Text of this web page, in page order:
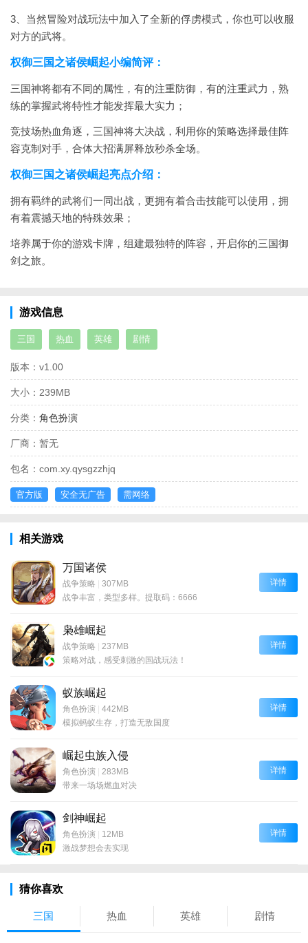
3、当然冒险对战玩法中加入了全新的俘虏模式，你也可以收服
对方的武将。
权御三国之诸侯崛起小编简评：
三国神将都有不同的属性，有的注重防御，有的注重武力，熟
练的掌握武将特性才能发挥最大实力；
竞技场热血角逐，三国神将大决战，利用你的策略选择最佳阵
容克制对手，合体大招满屏释放秒杀全场。
权御三国之诸侯崛起亮点介绍：
拥有羁绊的武将们一同出战，更拥有着合击技能可以使用，拥
有着震撼天地的特殊效果；
培养属于你的游戏卡牌，组建最独特的阵容，开启你的三国御
剑之旅。
游戏信息
三国 热血 英雄 剧情
版本： v1.00
大小： 239MB
分类： 角色扮演
厂商： 暂无
包名： com.xy.qysgzzhjq
官方版 安全无广告 需网络
相关游戏
万国诸侯
战争策略 | 307MB
战争丰富，类型多样。提取码：6666
详情
枭雄崛起
战争策略 | 237MB
策略对战，感受刺激的国战玩法！
详情
蚁族崛起
角色扮演 | 442MB
模拟蚂蚁生存，打造无敌国度
详情
崛起虫族入侵
角色扮演 | 283MB
带来一场场燃血对决
详情
剑神崛起
角色扮演 | 12MB
激战梦想会去实现
详情
猜你喜欢
三国 热血 英雄 剧情